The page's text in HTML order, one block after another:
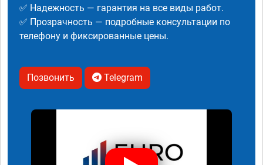
✅ Надежность — гарантия на все виды работ.
✅ Прозрачность — подробные консультации по
телефону и фиксированные цены.
Позвонить Telegram